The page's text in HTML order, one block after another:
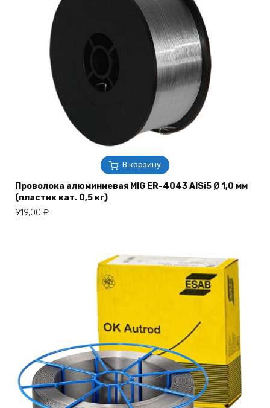
В корзину
Проволока алюминиевая MIG ER-4043 AlSi5 Ø 1,0 мм
(пластик кат. 0,5 кг)
919,00 ₽